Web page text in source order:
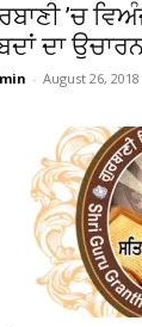
’ਚ
ਦਾ
- August 26, 2018